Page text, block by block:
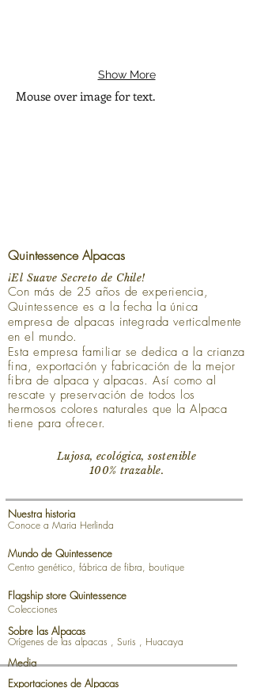
Show More
Mouse over image for text.
Quintessence Alpacas
¡El Suave Secreto de Chile!
Con más de 25 años de experiencia,
Quintessence es a la fecha la única
empresa de alpacas integrada verticalmente
en el mundo.
Esta empresa familiar se dedica a la crianza
fina, exportación y fabricación de la mejor
fibra de alpaca y alpacas. Así como al
rescate y preservación de todos los
hermosos colores naturales que la Alpaca
tiene para ofrecer.
Lujosa, ecológica, sostenible
100% trazable.
Nuestra historia
Conoce a Maria Herlinda
Mundo de Quintessence
Centro genético, fábrica de fibra, boutique
Flagship store Quintessence
Colecciones
Sobre las Alpacas
Orígenes de las alpacas , Suris , Huacaya
Media
Exportaciones de Alpacas